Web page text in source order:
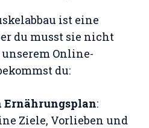
ist eine
du musst sie nicht
Online-
du:
:
Ziele, Vorlieben und